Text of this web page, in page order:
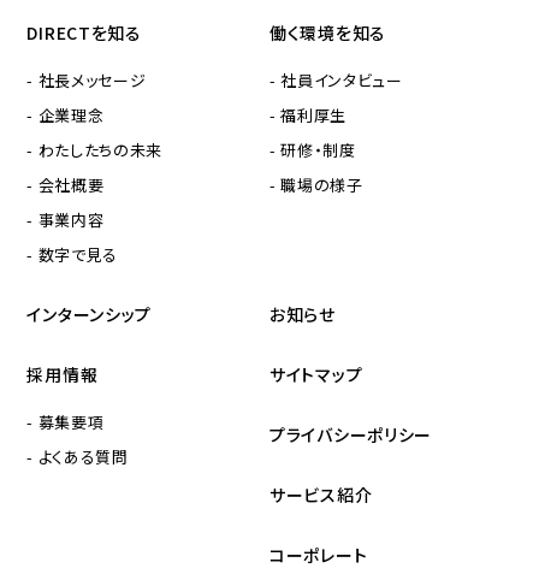
DIRECTを知る
- 社長メッセージ
- 企業理念
- わたしたちの未来
- 会社概要
- 事業内容
- 数字で見る
働く環境を知る
- 社員インタビュー
- 福利厚生
- 研修・制度
- 職場の様子
インターンシップ お知らせ
採用情報
- 募集要項
- よくある質問
サイトマップ
プライバシーポリシー
サービス紹介
コーポレート